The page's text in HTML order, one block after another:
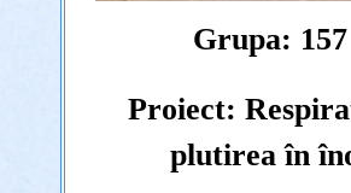
Grupa: 157
Proiect:
plutirea în